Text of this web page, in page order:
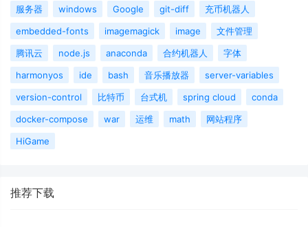
服务器 windows Google git-diff
充币机器人
embedded-fonts
imagemagick image
文件管理
腾讯云
node.js anaconda 合约机器人
字体
harmonyos
ide bash 音乐播放器
server-variables
version-control
比特币 台式机 spring cloud
conda
docker-compose
war 运维 math
网站程序
HiGame
推荐下载